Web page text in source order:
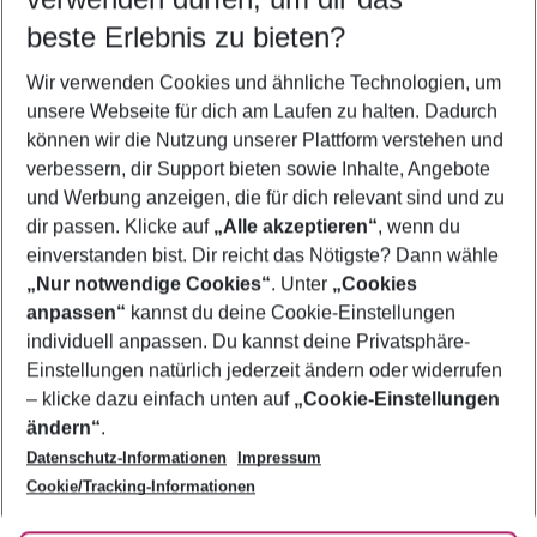
Familienurlaub Afandou
Frübucher Angebote Afandou für 2026
Flug & Hotel Afandou
Last Minute Afandou
Pauschalreisen Afandou
Footer
Footer navigation
Über uns
AGB
Bestpreisgarantie
Cookie-Einstellungen ändern
Cookie-Richtlinie
Agenturbetreuung
Barrierefreies Reisen
Folge uns
beste Erlebnis zu bieten?
Wir verwenden Cookies und ähnliche Technologien, um
unsere Webseite für dich am Laufen zu halten. Dadurch
können wir die Nutzung unserer Plattform verstehen und
verbessern, dir Support bieten sowie Inhalte, Angebote
und Werbung anzeigen, die für dich relevant sind und zu
dir passen. Klicke auf „Alle akzeptieren“, wenn du
einverstanden bist. Dir reicht das Nötigste? Dann wähle
„Nur notwendige Cookies“. Unter „Cookies
anpassen“ kannst du deine Cookie-Einstellungen
individuell anpassen. Du kannst deine Privatsphäre-
Einstellungen natürlich jederzeit ändern oder widerrufen
– klicke dazu einfach unten auf „Cookie-Einstellungen
ändern“.
Datenschutz-Informationen
Impressum
Cookie/Tracking-Informationen